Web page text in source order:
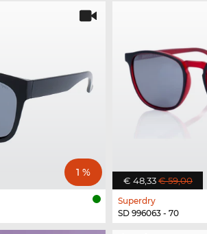
1 %
€ 48,33€ 59,00
Superdry
SD 996063 - 70